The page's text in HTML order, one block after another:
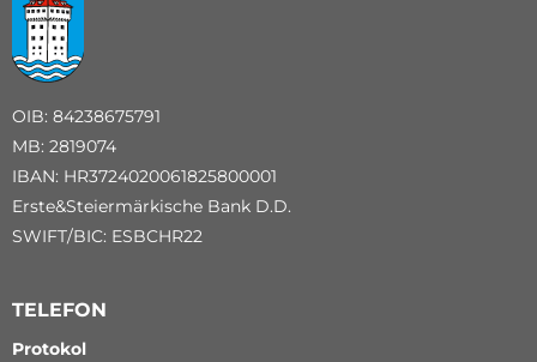
OIB: 84238675791
MB: 2819074
IBAN: HR3724020061825800001
Erste&Steiermärkische Bank D.D.
SWIFT/BIC: ESBCHR22
TELEFON
Protokol